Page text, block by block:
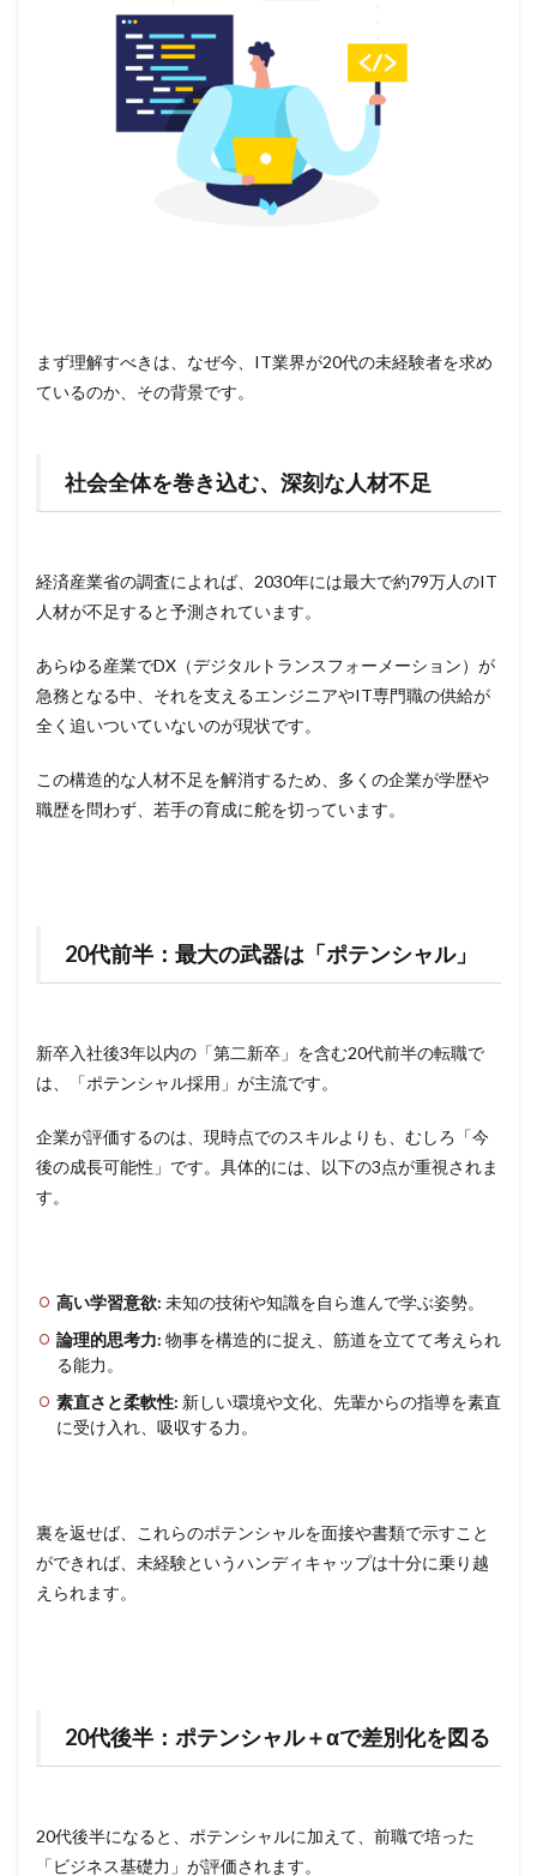
まず理解すべきは、なぜ今、IT業界が20代の未経験者を求め
ているのか、その背景です。
社会全体を巻き込む、深刻な人材不足
経済産業省の調査によれば、2030年には最大で約79万人のIT
人材が不足すると予測されています。
あらゆる産業でDX（デジタルトランスフォーメーション）が
急務となる中、それを支えるエンジニアやIT専門職の供給が
全く追いついていないのが現状です。
この構造的な人材不足を解消するため、多くの企業が学歴や
職歴を問わず、若手の育成に舵を切っています。
20代前半：最大の武器は「ポテンシャル」
新卒入社後3年以内の「第二新卒」を含む20代前半の転職で
は、「ポテンシャル採用」が主流です。
企業が評価するのは、現時点でのスキルよりも、むしろ「今
後の成長可能性」です。具体的には、以下の3点が重視されま
す。
高い学習意欲: 未知の技術や知識を自ら進んで学ぶ姿勢。
論理的思考力: 物事を構造的に捉え、筋道を立てて考えられ
る能力。
素直さと柔軟性: 新しい環境や文化、先輩からの指導を素直
に受け入れ、吸収する力。
裏を返せば、これらのポテンシャルを面接や書類で示すこと
ができれば、未経験というハンディキャップは十分に乗り越
えられます。
20代後半：ポテンシャル＋αで差別化を図る
20代後半になると、ポテンシャルに加えて、前職で培った
「ビジネス基礎力」が評価されます。